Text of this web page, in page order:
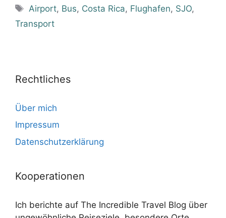
Schlagwörter
Airport, Bus, Costa Rica, Flughafen, SJO,
Transport
Rechtliches
Über mich
Impressum
Datenschutzerklärung
Kooperationen
Ich berichte auf The Incredible Travel Blog über